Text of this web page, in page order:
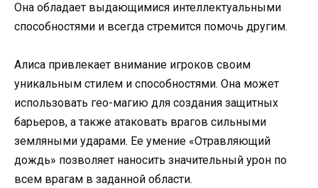
Она обладает выдающимися интеллектуальными
способностями и всегда стремится помочь другим.
Алиса привлекает внимание игроков своим
уникальным стилем и способностями. Она может
использовать гео-магию для создания защитных
барьеров, а также атаковать врагов сильными
земляными ударами. Ее умение «Отравляющий
дождь» позволяет наносить значительный урон по
всем врагам в заданной области.